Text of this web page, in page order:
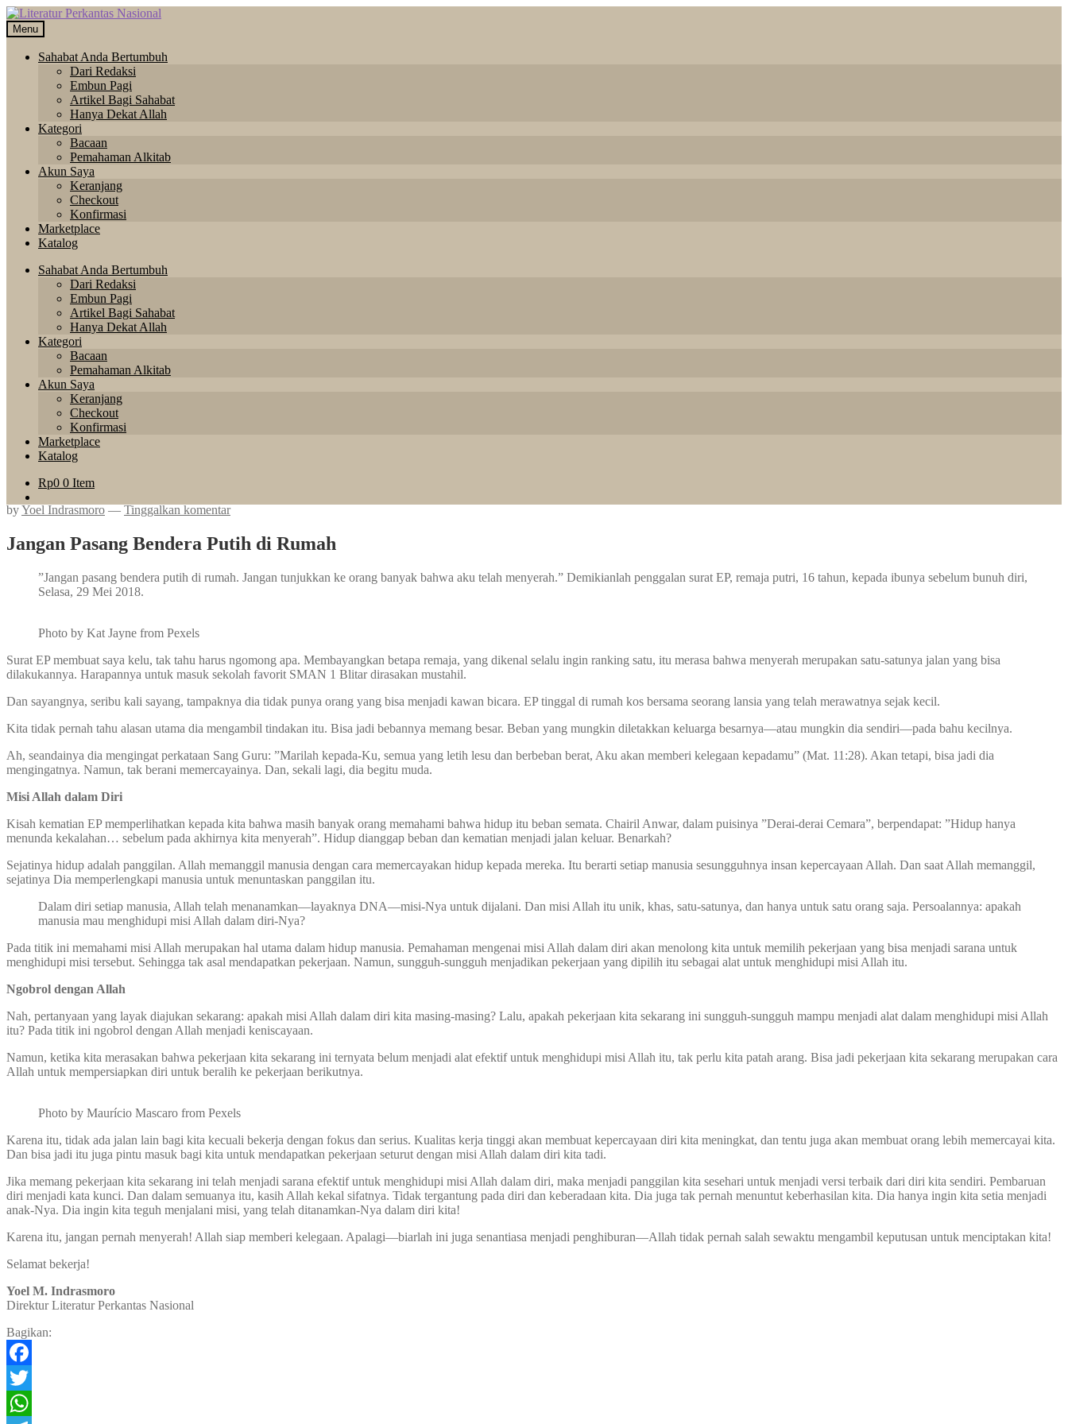
Skip
to
navigation
Langsung
ke
isi
Menu
Sahabat Anda Bertumbuh
Dari Redaksi
Embun Pagi
Artikel Bagi Sahabat
Hanya Dekat Allah
Kategori
Bacaan
Pemahaman Alkitab
Akun Saya
Keranjang
Checkout
Konfirmasi
Marketplace
Katalog
Sahabat Anda Bertumbuh
Dari Redaksi
Embun Pagi
Artikel Bagi Sahabat
Hanya Dekat Allah
Kategori
Bacaan
Pemahaman Alkitab
Akun Saya
Keranjang
Checkout
Konfirmasi
Marketplace
Katalog
Rp0 0 Item
byYoel Indrasmoro — Tinggalkan komentar
Jangan Pasang Bendera Putih di Rumah
”Jangan pasang bendera putih di rumah. Jangan tunjukkan ke orang banyak bahwa aku telah menyerah.” Demikianlah penggalan surat EP, remaja putri, 16 tahun, kepada ibunya sebelum bunuh diri,
Selasa, 29 Mei 2018.
Photo by Kat Jayne from Pexels
Surat EP membuat saya kelu, tak tahu harus ngomong apa. Membayangkan betapa remaja, yang dikenal selalu ingin ranking satu, itu merasa bahwa menyerah merupakan satu-satunya jalan yang bisa
dilakukannya. Harapannya untuk masuk sekolah favorit SMAN 1 Blitar dirasakan mustahil.
Dan sayangnya, seribu kali sayang, tampaknya dia tidak punya orang yang bisa menjadi kawan bicara. EP tinggal di rumah kos bersama seorang lansia yang telah merawatnya sejak kecil.
Kita tidak pernah tahu alasan utama dia mengambil tindakan itu. Bisa jadi bebannya memang besar. Beban yang mungkin diletakkan keluarga besarnya—atau mungkin dia sendiri—pada bahu kecilnya.
Ah, seandainya dia mengingat perkataan Sang Guru: ”Marilah kepada-Ku, semua yang letih lesu dan berbeban berat, Aku akan memberi kelegaan kepadamu” (Mat. 11:28). Akan tetapi, bisa jadi dia
mengingatnya. Namun, tak berani memercayainya. Dan, sekali lagi, dia begitu muda.
Misi Allah dalam Diri
Kisah kematian EP memperlihatkan kepada kita bahwa masih banyak orang memahami bahwa hidup itu beban semata. Chairil Anwar, dalam puisinya ”Derai-derai Cemara”, berpendapat: ”Hidup hanya
menunda kekalahan… sebelum pada akhirnya kita menyerah”. Hidup dianggap beban dan kematian menjadi jalan keluar. Benarkah?
Sejatinya hidup adalah panggilan. Allah memanggil manusia dengan cara memercayakan hidup kepada mereka. Itu berarti setiap manusia sesungguhnya insan kepercayaan Allah. Dan saat Allah memanggil,
sejatinya Dia memperlengkapi manusia untuk menuntaskan panggilan itu.
Dalam diri setiap manusia, Allah telah menanamkan—layaknya DNA—misi-Nya untuk dijalani. Dan misi Allah itu unik, khas, satu-satunya, dan hanya untuk satu orang saja. Persoalannya: apakah
manusia mau menghidupi misi Allah dalam diri-Nya?
Pada titik ini memahami misi Allah merupakan hal utama dalam hidup manusia. Pemahaman mengenai misi Allah dalam diri akan menolong kita untuk memilih pekerjaan yang bisa menjadi sarana untuk
menghidupi misi tersebut. Sehingga tak asal mendapatkan pekerjaan. Namun, sungguh-sungguh menjadikan pekerjaan yang dipilih itu sebagai alat untuk menghidupi misi Allah itu.
Ngobrol dengan Allah
Nah, pertanyaan yang layak diajukan sekarang: apakah misi Allah dalam diri kita masing-masing? Lalu, apakah pekerjaan kita sekarang ini sungguh-sungguh mampu menjadi alat dalam menghidupi misi Allah
itu? Pada titik ini ngobrol dengan Allah menjadi keniscayaan.
Namun, ketika kita merasakan bahwa pekerjaan kita sekarang ini ternyata belum menjadi alat efektif untuk menghidupi misi Allah itu, tak perlu kita patah arang. Bisa jadi pekerjaan kita sekarang merupakan cara
Allah untuk mempersiapkan diri untuk beralih ke pekerjaan berikutnya.
Photo by Maurício Mascaro from Pexels
Karena itu, tidak ada jalan lain bagi kita kecuali bekerja dengan fokus dan serius. Kualitas kerja tinggi akan membuat kepercayaan diri kita meningkat, dan tentu juga akan membuat orang lebih memercayai kita.
Dan bisa jadi itu juga pintu masuk bagi kita untuk mendapatkan pekerjaan seturut dengan misi Allah dalam diri kita tadi.
Jika memang pekerjaan kita sekarang ini telah menjadi sarana efektif untuk menghidupi misi Allah dalam diri, maka menjadi panggilan kita sesehari untuk menjadi versi terbaik dari diri kita sendiri. Pembaruan
diri menjadi kata kunci. Dan dalam semuanya itu, kasih Allah kekal sifatnya. Tidak tergantung pada diri dan keberadaan kita. Dia juga tak pernah menuntut keberhasilan kita. Dia hanya ingin kita setia menjadi
anak-Nya. Dia ingin kita teguh menjalani misi, yang telah ditanamkan-Nya dalam diri kita!
Karena itu, jangan pernah menyerah! Allah siap memberi kelegaan. Apalagi—biarlah ini juga senantiasa menjadi penghiburan—Allah tidak pernah salah sewaktu mengambil keputusan untuk menciptakan kita!
Selamat bekerja!
Yoel M. Indrasmoro
Direktur Literatur Perkantas Nasional
Bagikan:
Facebook
Twitter